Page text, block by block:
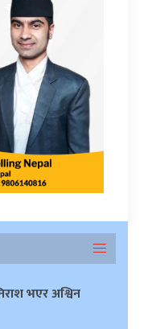
भएर अश्विन